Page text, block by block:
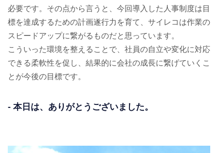
必要です。その点から言うと、今回導入した人事制度は目
標を達成するための計画遂行力を育て、サイレコは作業の
スピードアップに繋がるものだと思っています。
こういった環境を整えることで、社員の自立や変化に対応
できる柔軟性を促し、結果的に会社の成長に繋げていくこ
とが今後の目標です。
- 本日は、ありがとうございました。